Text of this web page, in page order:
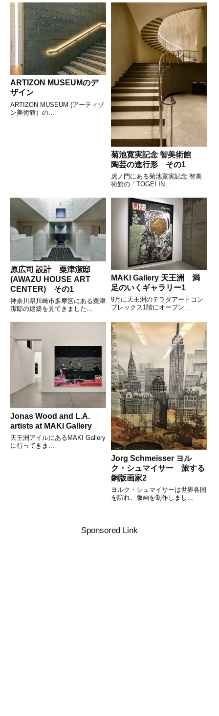
ARTIZON MUSEUMのデ
ザイン
ARTIZON MUSEUM (アーティゾ
ン美術館）の...
菊池寛実記念 智美術館
陶芸の進行形 その1
虎ノ門にある菊池寛実記念 智美
術館の「TOGEI IN...
原広司 設計 粟津潔邸
(AWAZU HOUSE ART
CENTER) その1
神奈川県川崎市多摩区にある粟津
潔邸の建築を見てきました...
MAKI Gallery 天王洲 満
足のいくギャラリー1
9月に天王洲のテラダアートコン
プレックス1階にオープン...
Jonas Wood and L.A.
artists at MAKI Gallery
天王洲アイルにあるMAKI Gallery
に行ってきま...
Jorg Schmeisser ヨル
ク・シュマイサー 旅する
銅版画家2
ヨルク・シュマイサーは世界各国
を訪れ、版画を制作しまし...
Sponsored Link